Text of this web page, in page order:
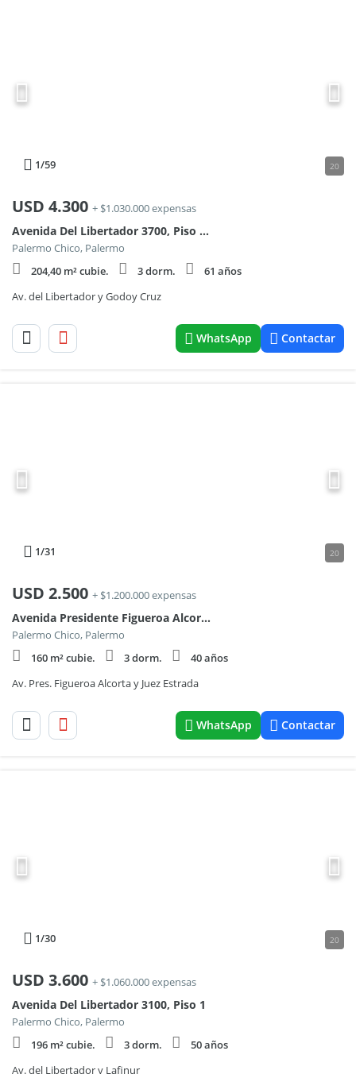
1/59 20
USD 4.300 + $1.030.000 expensas
Avenida Del Libertador 3700, Piso 12
Palermo Chico, Palermo
204,40 m² cubie.
3 dorm.
61 años
Av. del Libertador y Godoy Cruz
WhatsApp Contactar
1/31 20
USD 2.500 + $1.200.000 expensas
Avenida Presidente Figueroa Alcorta 3000, Piso 1
Palermo Chico, Palermo
160 m² cubie.
3 dorm.
40 años
Av. Pres. Figueroa Alcorta y Juez Estrada
WhatsApp Contactar
1/30 20
USD 3.600 + $1.060.000 expensas
Avenida Del Libertador 3100, Piso 1
Palermo Chico, Palermo
196 m² cubie.
3 dorm.
50 años
Av. del Libertador y Lafinur